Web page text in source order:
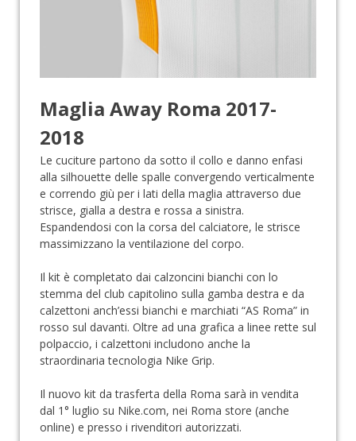
Maglia Away Roma 2017-
2018
Le cuciture partono da sotto il collo e danno enfasi
alla silhouette delle spalle convergendo verticalmente
e correndo giù per i lati della maglia attraverso due
strisce, gialla a destra e rossa a sinistra.
Espandendosi con la corsa del calciatore, le strisce
massimizzano la ventilazione del corpo.
Il kit è completato dai calzoncini bianchi con lo
stemma del club capitolino sulla gamba destra e da
calzettoni anch’essi bianchi e marchiati “AS Roma” in
rosso sul davanti. Oltre ad una grafica a linee rette sul
polpaccio, i calzettoni includono anche la
straordinaria tecnologia Nike Grip.
Il nuovo kit da trasferta della Roma sarà in vendita
dal 1° luglio su Nike.com, nei Roma store (anche
online) e presso i rivenditori autorizzati.